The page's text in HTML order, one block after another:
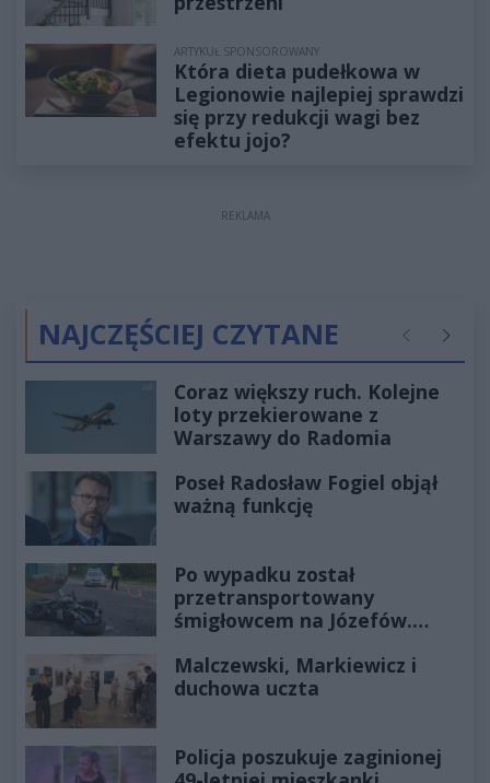
ARTYKUŁ SPONSOROWANY
Która dieta pudełkowa w
Legionowie najlepiej sprawdzi
się przy redukcji wagi bez
efektu jojo?
REKLAMA
NAJCZĘŚCIEJ CZYTANE Poprzednie
Coraz większy ruch. Kolejne
loty przekierowane z
Warszawy do Radomia
Poseł Radosław Fogiel objął
ważną funkcję
Po wypadku został
przetransportowany
śmigłowcem na Józefów.
Malczewski, Markiewicz i
duchowa uczta
Policja poszukuje zaginionej